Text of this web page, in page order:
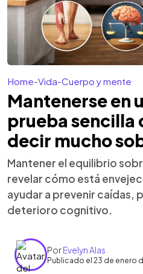
Home-Vida-Cuerpo y mente
Mantenerse en
prueba sencilla
decir mucho
Mantener el equilibrio
revelar cómo está
ayudar a prevenir caídas,
deterioro cognitivo.
PorEvelyn Alas
Publicado el 23 de enero